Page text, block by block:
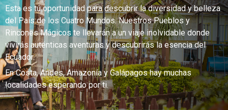
Esta es tú oportunidad para descubrir la diversidad y belleza
del País de los Cuatro Mundos. Nuestros Pueblos y
Rincones Mágicos te llevarán a un viaje inolvidable donde
vivirás auténticas aventuras y descubrirás la esencia del
Ecuador.
En Costa, Andes, Amazonía y Galápagos hay muchas
localidades esperando por ti.